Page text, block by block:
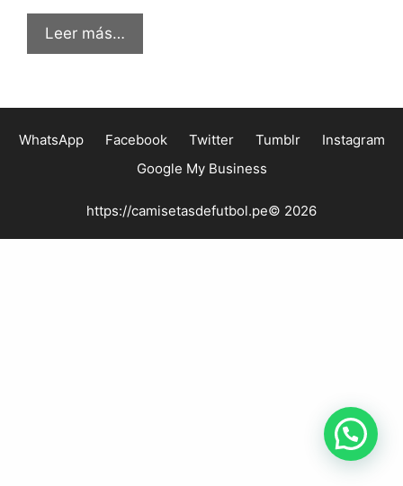
Leer más…
WhatsApp Facebook Twitter Tumblr
Instagram
Google My Business
https://camisetasdefutbol.pe© 2026